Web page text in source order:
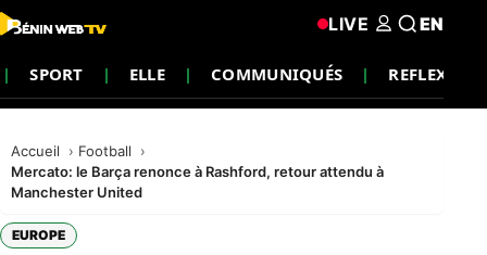
SPORT ELLE COMMUNIQUÉS REFLEXION
LIVE EN
Accueil
Football
Mercato: le Barça renonce à Rashford, retour attendu à
Manchester United
EUROPE